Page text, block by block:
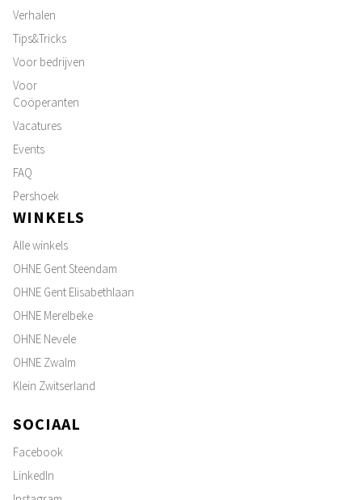
Verhalen
Tips&Tricks
Voor bedrijven
Voor
Coöperanten
Vacatures
Events
FAQ
Pershoek
WINKELS
Alle winkels
OHNE Gent Steendam
OHNE Gent Elisabethlaan
OHNE Merelbeke
OHNE Nevele
OHNE Zwalm
Klein Zwitserland
SOCIAAL
Facebook
LinkedIn